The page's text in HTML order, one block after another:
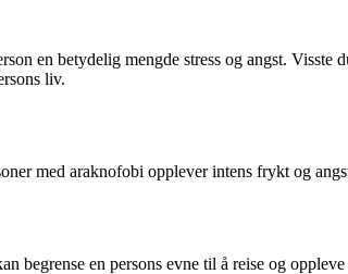
en betydelig mengde stress og angst.
liv.
med araknofobi opplever intens frykt og
begrense en persons evne til å reise og oppleve